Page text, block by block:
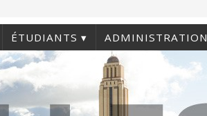
ÉTUDIANTS ADMINISTRATION